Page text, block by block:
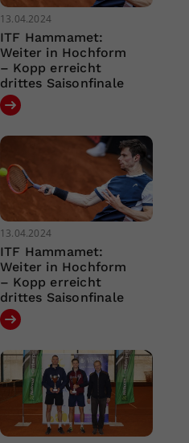
13.04.2024
ITF Hammamet:
Weiter in Hochform
– Kopp erreicht
drittes Saisonfinale
13.04.2024
ITF Hammamet:
Weiter in Hochform
– Kopp erreicht
drittes Saisonfinale